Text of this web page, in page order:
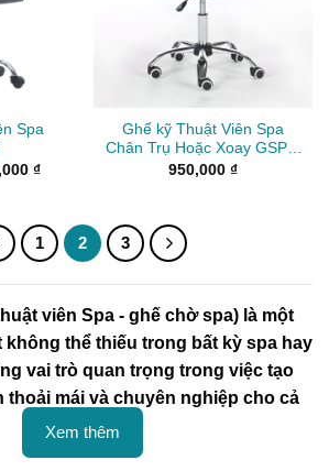
Spa
₫Khoảng
đến
930,000 ₫
Ghế kỹ Thuật Viên Spa
Chân Trụ Hoặc Xoay GSPA-
005
950,000 ₫
1 2 3
viên Spa - ghế chờ spa) là một
không thể thiếu trong bất kỳ spa hay
vai trò quan trọng trong việc tạo
thoải mái và chuyên nghiệp cho cả
thuật viên. Ghế spa không chỉ giúp
mà còn hỗ trợ kỹ thuật viên trong
Xem thêm